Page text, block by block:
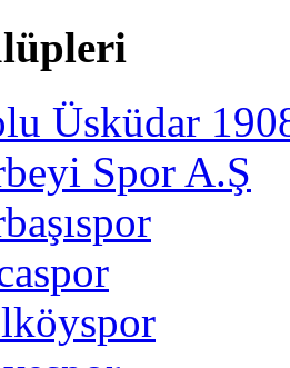
Üsküdar
Spor A.Ş